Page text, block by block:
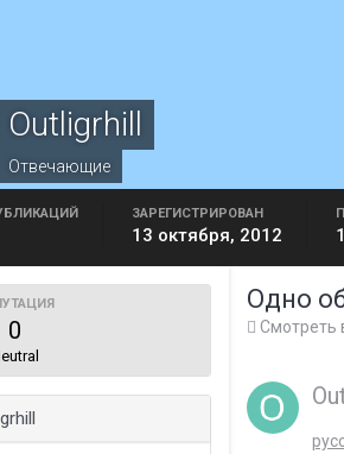
Outligrhill
Отвечающие
ЗАРЕГИСТРИРОВАН
13 октября, 2012
0
Одно
Смотреть